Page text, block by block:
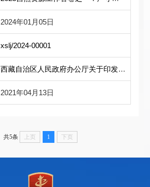
2024年01月05日
xslj/2024-00001
西藏自治区人民政府办公厅关于印发《西 ...
2021年04月13日
共5条 上页 1 下页